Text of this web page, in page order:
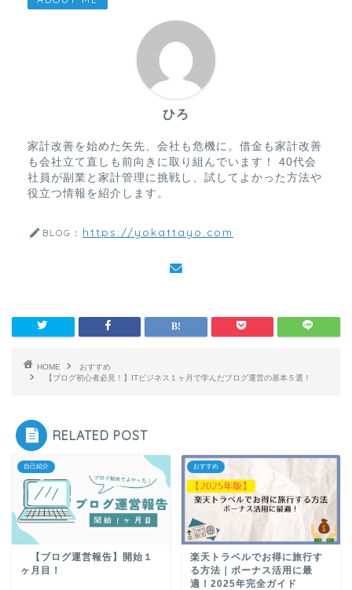
ひろ
家計改善を始めた矢先、会社も危機に。借金も家計改善
も会社立て直しも前向きに取り組んでいます！ 40代会
社員が副業と家計管理に挑戦し、試してよかった方法や
役立つ情報を紹介します。
BLOG： https://yokattayo.com
HOME
おすすめ
【ブログ初心者必見！】ITビジネス１ヶ月で学んだブログ運営の基本５選！
RELATED POST
自己紹介
【ブログ運営報告】開始１
ヶ月目！
おすすめ
楽天トラベルでお得に旅行す
る方法｜ボーナス活用に最
適！2025年完全ガイド